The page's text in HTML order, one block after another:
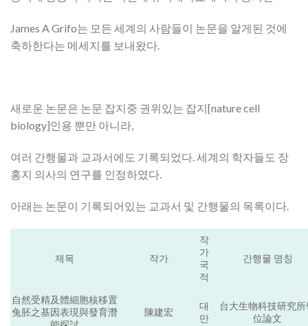
James A Grifo는 모든 세계의 사람들이 논문을 알게된 것에
축하한다는 메세지를 보내왔다.
새로운 논문은 논문 잡지중 권위있는 잡지[nature cell
biology]인용 뿐만 아니라,
여러 간행물과 교과서에도 기록되었다. 세계의 학자들도 장
홍지 의사의 연구를 인정하였다.
아래는 논문이 기록되어있는 교과서 및 간행물의 목록이다.
제목 작가
작
가
국
적
간행물 명칭
自然受精及體細胞核移置
兔胚之基因表現與發育潛
陳建宏
대
만
台大生物科技研究所
位論文